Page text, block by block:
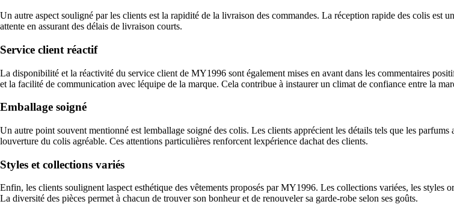
Un autre aspect souligné par les clients est la rapidité de la livraison des commandes. La réception rapide des colis
attente en assurant des délais de livraison courts.
Service client réactif
La disponibilité et la réactivité du service client de MY1996 sont également mises en avant dans les commentaires
et la facilité de communication avec léquipe de la marque. Cela contribue à instaurer un climat de confiance entre la
Emballage soigné
Un autre point souvent mentionné est lemballage soigné des colis. Les clients apprécient les détails tels que les
louverture du colis agréable. Ces attentions particulières renforcent lexpérience dachat des clients.
Styles et collections variés
Enfin, les clients soulignent laspect esthétique des vêtements proposés par MY1996. Les collections variées, les styles
La diversité des pièces permet à chacun de trouver son bonheur et de renouveler sa garde-robe selon ses goûts.